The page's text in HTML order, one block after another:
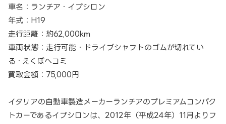
車名：ランチア・イプシロン
年式：H19
走行距離：約62,000km
車両状態：走行可能・ドライブシャフトのゴムが切れてい
る・えくぼヘコミ
買取金額：75,000円
イタリアの自動車製造メーカーランチアのプレミアムコンパク
トカーであるイプシロンは、2012年（平成24年）11月よりフ